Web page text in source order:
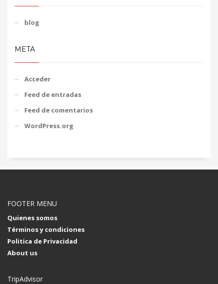
blog
META
Acceder
Feed de entradas
Feed de comentarios
WordPress.org
FOOTER MENU
Quienes somos
Términos y condiciones
Politica de Privacidad
About us
TripAdvisor